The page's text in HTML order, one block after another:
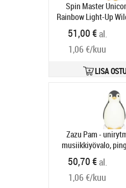
Spin Master
Rainbow Light-Up
(Instrumental,
Tootekood:
Tarneaeg 6-
51,00 €al.
1,06 €/kuu
LISA
Zazu Pam -
musiikkiyövalo,
Tootekood:
Tarneaeg 4-
50,70 €al.
1,06 €/kuu